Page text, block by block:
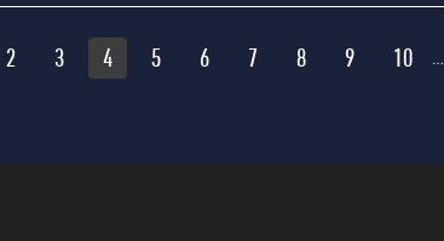
2 3 4 5 6 7 8 9 10 …